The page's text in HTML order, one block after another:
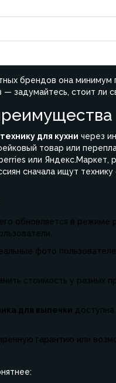
брендов она минимум
задумайтесь, стоит ли
технику для кухни через
товар или
или Яндекс.Маркет,
сначала ищут
обновляется в режиме
фото
стоимость у разных
для выпечки
гарантию или